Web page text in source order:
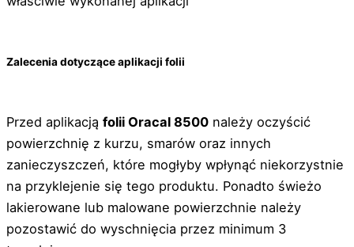
Zalecenia dotyczące aplikacji folii
Przed aplikacją folii Oracal 8500 należy oczyścić
powierzchnię z kurzu, smarów oraz innych
zanieczyszczeń, które mogłyby wpłynąć niekorzystnie
na przyklejenie się tego produktu. Ponadto świeżo
lakierowane lub malowane powierzchnie należy
pozostawić do wyschnięcia przez minimum 3